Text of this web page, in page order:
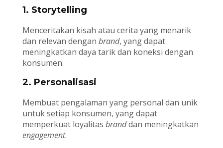
1. Storytelling
Menceritakan kisah atau cerita yang menarik
dan relevan dengan brand, yang dapat
meningkatkan daya tarik dan koneksi dengan
konsumen.
2. Personalisasi
Membuat pengalaman yang personal dan unik
untuk setiap konsumen, yang dapat
memperkuat loyalitas branddan meningkatkan
engagement.